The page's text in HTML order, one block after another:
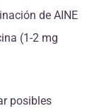
de AINE
(1-2 mg
posibles